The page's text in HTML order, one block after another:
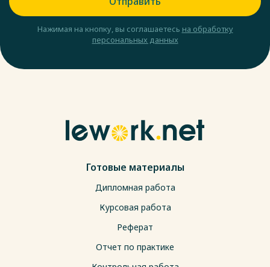
Нажимая на кнопку, вы соглашаетесь на обработку
персональных данных
Готовые материалы
Дипломная работа
Курсовая работа
Реферат
Отчет по практике